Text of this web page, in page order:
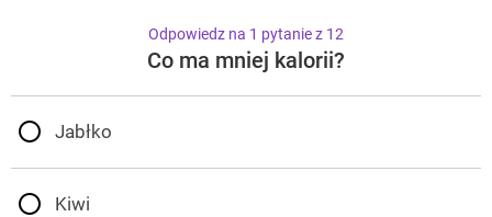
Odpowiedz na 1 pytanie z 12
Co ma mniej kalorii?
Jabłko
Kiwi